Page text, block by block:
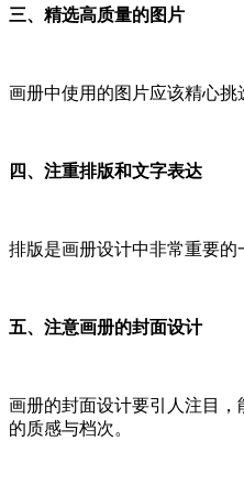
三、精选高质量的图片
画册中使用的图片应该精心
四、注重排版和文字表达
排版是画册设计中非常重要
五、注意画册的封面设计
画册的封面设计要引人注目
的质感与档次。